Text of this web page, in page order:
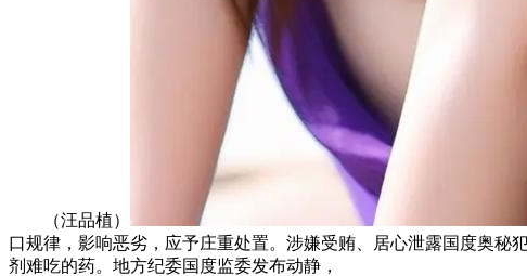
（汪品植）
口规律，影响恶劣，应予庄重处置。涉嫌受贿、居心泄露国度奥
剂难吃的药。地方纪委国度监委发布动静，